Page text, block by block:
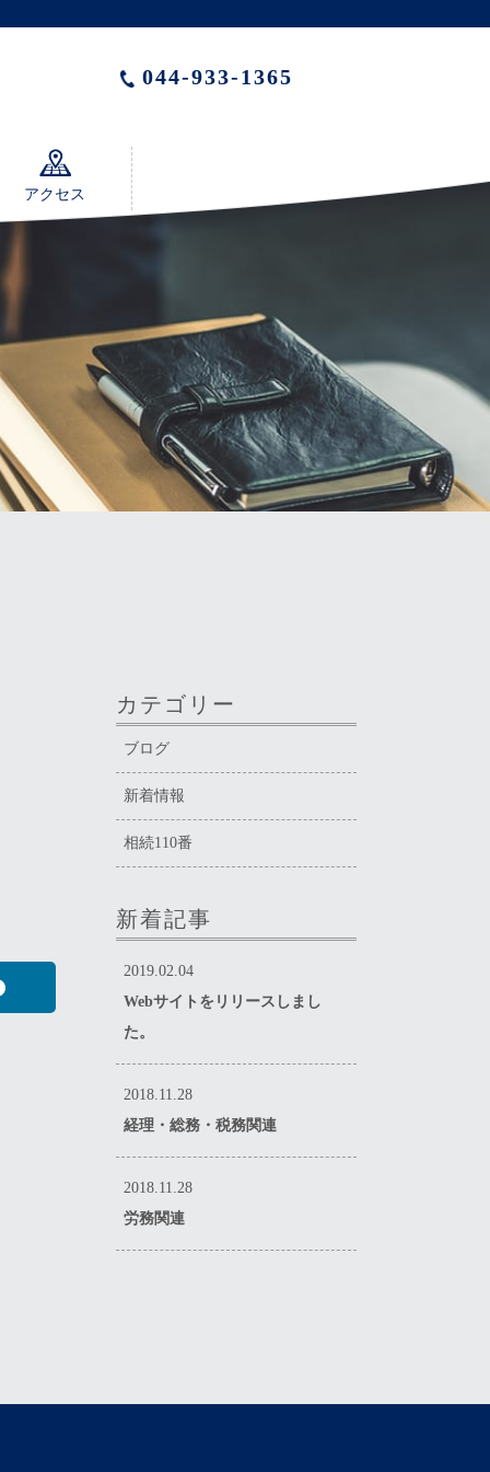
044-933-1365
アクセス
カテゴリー
ブログ
新着情報
相続110番
新着記事
2019.02.04
Webサイトをリリースしまし
た。
2018.11.28
経理・総務・税務関連
2018.11.28
労務関連